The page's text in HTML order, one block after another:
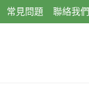
常見問題 聯絡我們